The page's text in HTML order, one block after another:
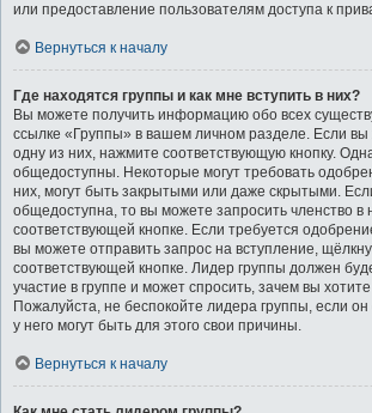
или предоставление пользователям доступа к
Вернуться к началу
Где находятся группы и как мне вступить в них?
Вы можете получить информацию обо всех
ссылке «Группы» в вашем личном разделе. Если вы
одну из них, нажмите соответствующую кнопку.
общедоступны. Некоторые могут требовать
них, могут быть закрытыми или даже скрытыми.
общедоступна, то вы можете запросить членство в
соответствующей кнопке. Если требуется
вы можете отправить запрос на вступление,
соответствующей кнопке. Лидер группы должен
участие в группе и может спросить, зачем вы
Пожалуйста, не беспокойте лидера группы, если
у него могут быть для этого свои причины.
Вернуться к началу